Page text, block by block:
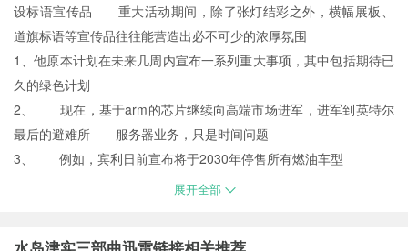
设标语宣传品 重大活动期间，除了张灯结彩之外，横幅展板、
道旗标语等宣传品往往能营造出必不可少的浓厚氛围
1、他原本计划在未来几周内宣布一系列重大事项，其中包括期待已
久的绿色计划
2、 现在，基于arm的芯片继续向高端市场进军，进军到英特尔
最后的避难所——服务器业务，只是时间问题
3、 例如，宾利日前宣布将于2030年停售所有燃油车型
展开全部